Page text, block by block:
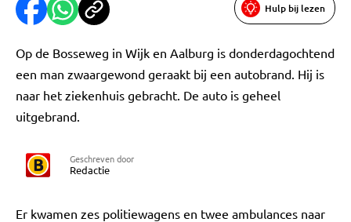
Hulp bij lezen
Op de Bosseweg in Wijk en Aalburg is donderdagochtend
een man zwaargewond geraakt bij een autobrand. Hij is
naar het ziekenhuis gebracht. De auto is geheel
uitgebrand.
Geschreven door
Redactie
Er kwamen zes politiewagens en twee ambulances naar